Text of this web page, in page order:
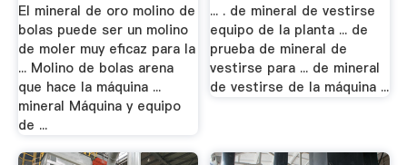
El mineral de oro molino de
bolas puede ser un molino
de moler muy eficaz para la
... Molino de bolas arena
que hace la máquina ...
mineral Máquina y equipo
de ...
... . de mineral de vestirse
equipo de la planta ... de
prueba de mineral de
vestirse para ... de mineral
de vestirse de la máquina ...